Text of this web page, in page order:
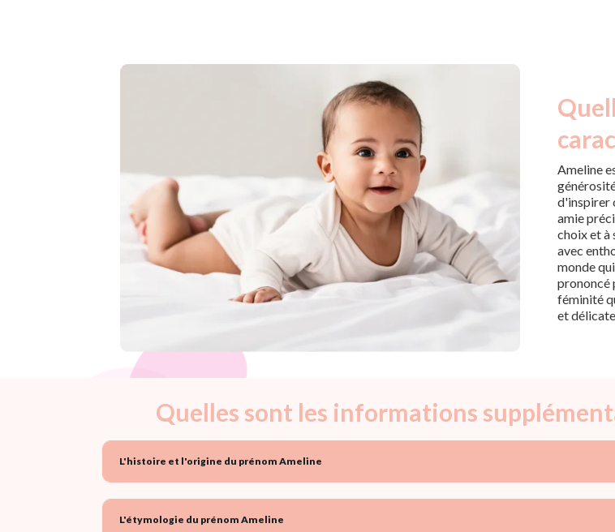
Ameline
d'inspirer
amie
choix et à
avec
monde
prononcé
féminité
et
Quelles sont les informations
L'histoire et l'origine du prénom Ameline
L'étymologie du prénom Ameline